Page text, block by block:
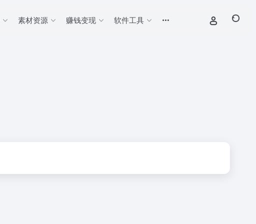
素材资源 赚钱变现 软件工具